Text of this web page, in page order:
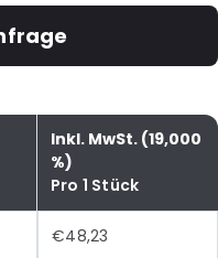
Inkl. MwSt. (19,000
%)
Pro 1 Stück
€48,23